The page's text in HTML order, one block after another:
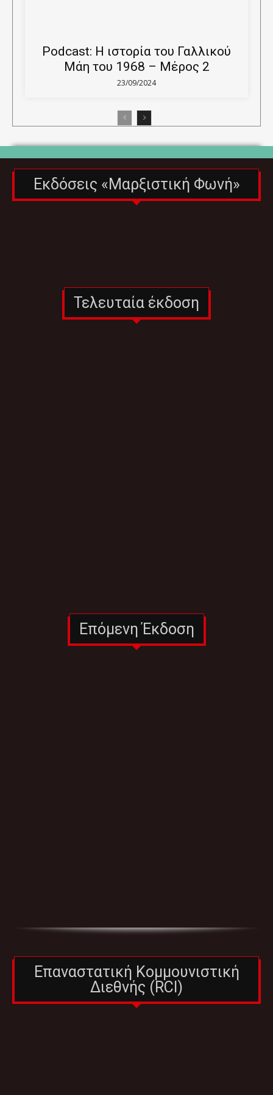
Podcast: Η ιστορία του Γαλλικού
Μάη του 1968 – Μέρος 2
23/09/2024
Εκδόσεις «Μαρξιστική Φωνή»
Τελευταία έκδοση
Επόμενη Έκδοση
Επαναστατική Κομμουνιστική
Διεθνής (RCI)